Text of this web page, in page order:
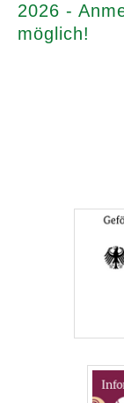
2026 -
möglich!